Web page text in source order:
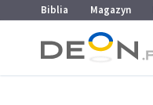
Przejdź do menu głównego
Przejdź do treści
Biblia Magazyn